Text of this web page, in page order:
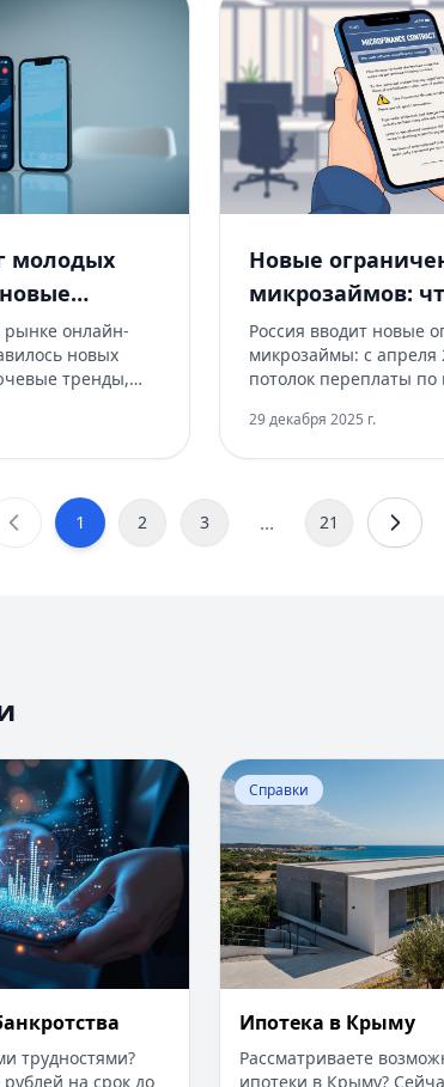
молодых
рынке онлайн-
новых
тренды,
Новые
микрозаймов:
меняется для
МФО
Россия вводит новые
микрозаймы: с апреля
потолок переплаты
лимиты на количество
29 декабря 2025 г.
1 2 3 ... 21
вероятности банкротства
трудностями?
на срок до
Перейти к статье:
Справки
Ипотека в Крыму
Рассматриваете
ипотеки в Крыму?